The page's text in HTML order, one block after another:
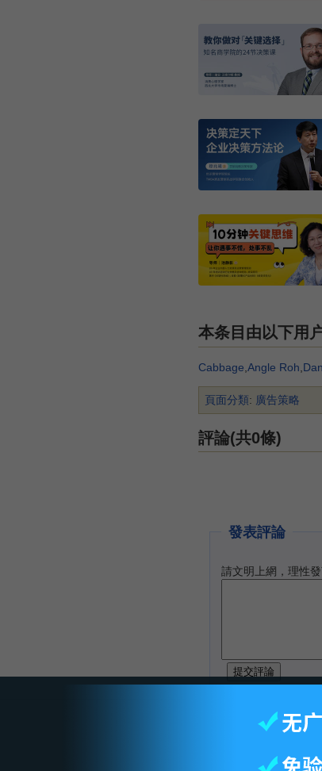
本条目由以下用
Cabbage,Angle Roh,Dan
頁面分類: 廣告策略
評論(共0條)
發表評論
請文明上網，理性